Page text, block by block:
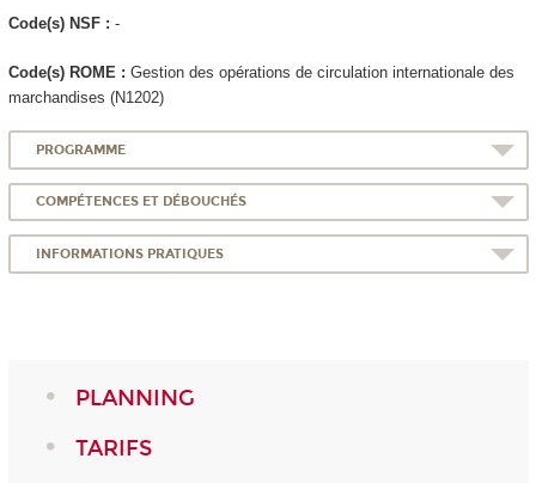
Code(s) NSF : -
Code(s) ROME : Gestion des opérations de circulation internationale des
marchandises (N1202)
PROGRAMME
COMPÉTENCES ET DÉBOUCHÉS
INFORMATIONS PRATIQUES
PLANNING
TARIFS